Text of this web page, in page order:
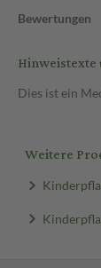
Bewertungen
Dies ist ein
Weitere